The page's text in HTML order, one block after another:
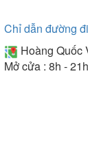
Chỉ dẫn đường đi
Hoàng Quốc
Mở cửa : 8h -